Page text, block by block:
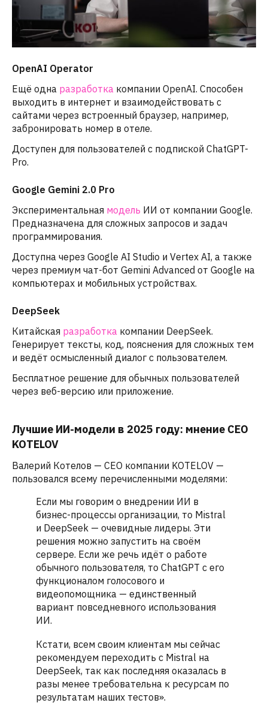
OpenAI Operator
Ещё одна разработка компании OpenAI. Способен
выходить в интернет и взаимодействовать с
сайтами через встроенный браузер, например,
забронировать номер в отеле.
Доступен для пользователей с подпиской ChatGPT-
Pro.
Google Gemini 2.0 Pro
Экспериментальная модель ИИ от компании Google.
Предназначена для сложных запросов и задач
программирования.
Доступна через Google AI Studio и Vertex AI, а также
через премиум чат-бот Gemini Advanced от Google на
компьютерах и мобильных устройствах.
DeepSeek
Китайская разработка компании DeepSeek.
Генерирует тексты, код, пояснения для сложных тем
и ведёт осмысленный диалог с пользователем.
Бесплатное решение для обычных пользователей
через веб-версию или приложение.
Лучшие ИИ-модели в 2025 году: мнение CEO
KOTELOV
Валерий Котелов — CEO компании KOTELOV —
пользовался всему перечисленными моделями:
Если мы говорим о внедрении ИИ в
бизнес-процессы организации, то Mistral
и DeepSeek — очевидные лидеры. Эти
решения можно запустить на своём
сервере. Если же речь идёт о работе
обычного пользователя, то ChatGPT с его
функционалом голосового и
видеопомощника — единственный
вариант повседневного использования
ИИ.
Кстати, всем своим клиентам мы сейчас
рекомендуем переходить с Mistral на
DeepSeek, так как последняя оказалась в
разы менее требовательна к ресурсам по
результатам наших тестов».